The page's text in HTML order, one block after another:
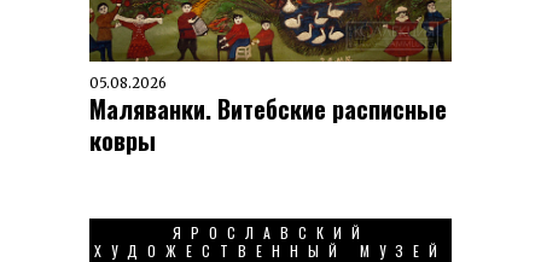
05.08.2026
Маляванки. Витебские расписные
ковры
ЯРОСЛАВСКИЙ
ХУДОЖЕСТВЕННЫЙ МУЗЕЙ